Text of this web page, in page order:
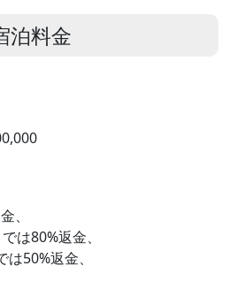
泊料金
、
は80%返金、
50%返金、